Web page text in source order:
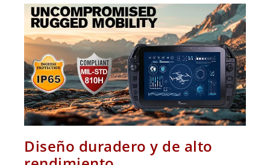
Diseño duradero y de alto